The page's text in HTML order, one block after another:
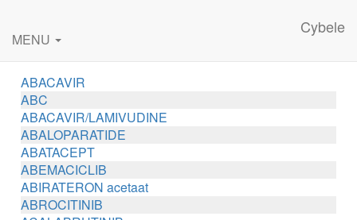
Cybele
MENU
ABACAVIR
ABC
ABACAVIR/LAMIVUDINE
ABALOPARATIDE
ABATACEPT
ABEMACICLIB
ABIRATERON acetaat
ABROCITINIB